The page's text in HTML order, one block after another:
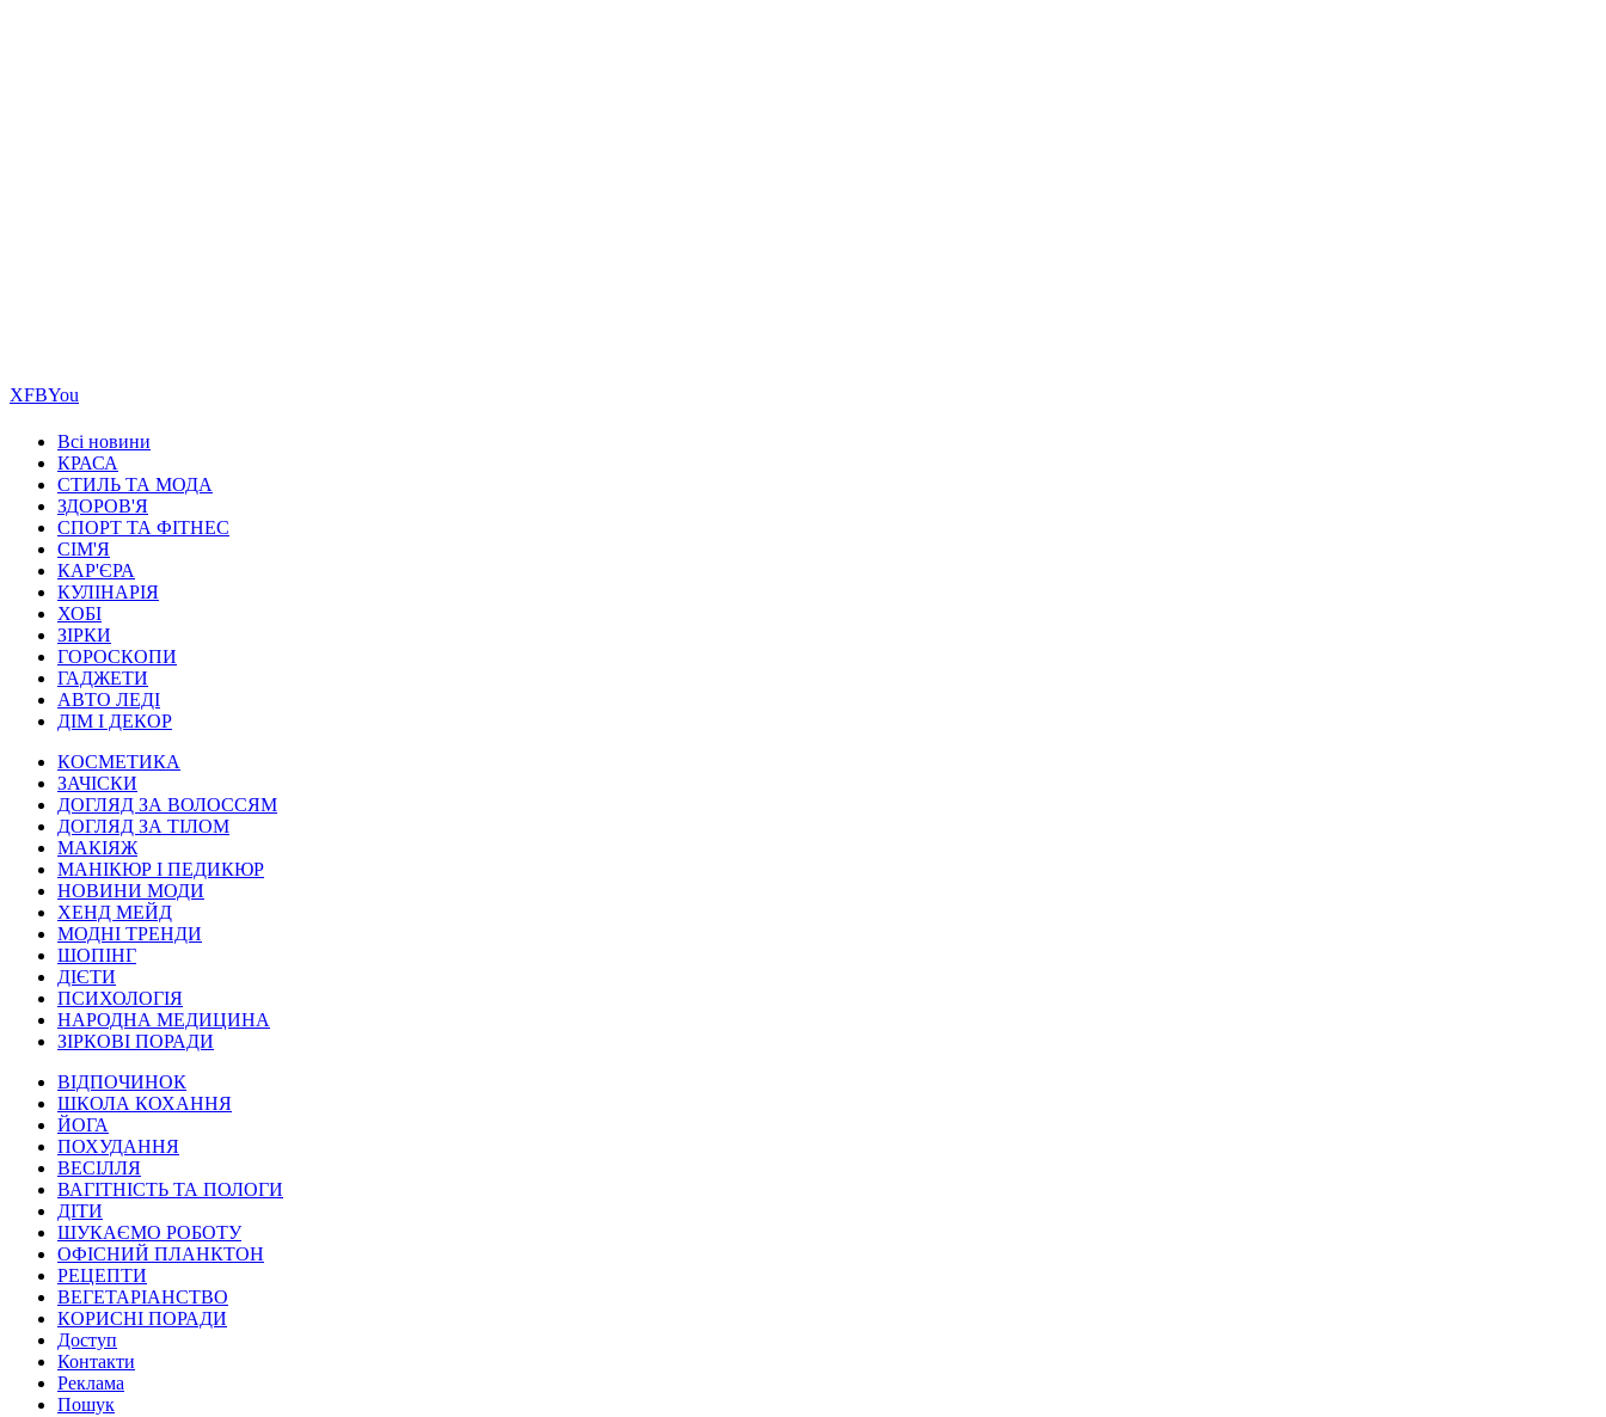
ХFBYou
Всі новини
КРАСА
СТИЛЬ ТА МОДА
ЗДОРОВ'Я
СПОРТ ТА ФІТНЕС
СІМ'Я
КАР'ЄРА
КУЛІНАРІЯ
ХОБІ
ЗІРКИ
ГОРОСКОПИ
ГАДЖЕТИ
АВТО ЛЕДІ
ДІМ І ДЕКОР
КОСМЕТИКА
ЗАЧІСКИ
ДОГЛЯД ЗА ВОЛОССЯМ
ДОГЛЯД ЗА ТІЛОМ
МАКІЯЖ
МАНІКЮР І ПЕДИКЮР
НОВИНИ МОДИ
ХЕНД МЕЙД
МОДНІ ТРЕНДИ
ШОПІНГ
ДІЄТИ
ПСИХОЛОГІЯ
НАРОДНА МЕДИЦИНА
ЗІРКОВІ ПОРАДИ
ВІДПОЧИНОК
ШКОЛА КОХАННЯ
ЙОГА
ПОХУДАННЯ
ВЕСІЛЛЯ
ВАГІТНІСТЬ ТА ПОЛОГИ
ДІТИ
ШУКАЄМО РОБОТУ
ОФІСНИЙ ПЛАНКТОН
РЕЦЕПТИ
ВЕГЕТАРІАНСТВО
КОРИСНІ ПОРАДИ
Доступ
Контакти
Реклама
Пошук